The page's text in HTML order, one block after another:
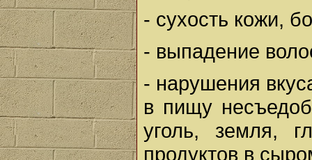
- сухость кожи,
- выпадение
- нарушения
в пищу
уголь, земля,
продуктов в